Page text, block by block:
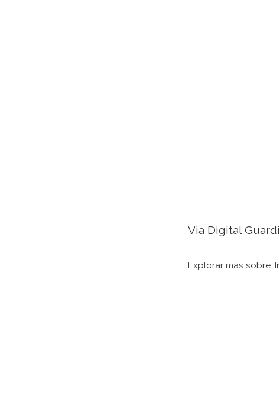
Via Digital
Explorar más sobre: